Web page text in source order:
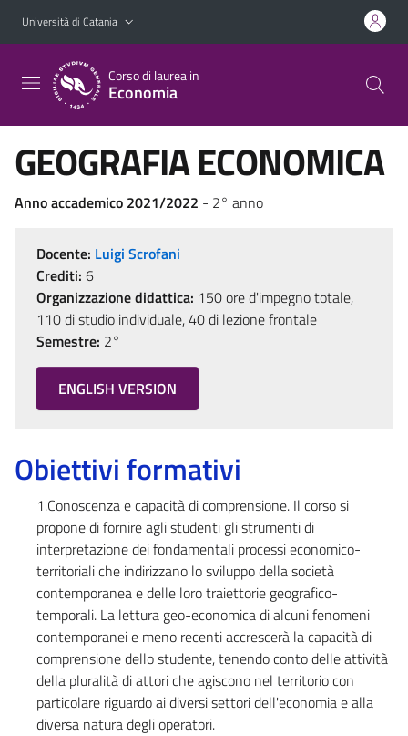
Vai al contenuto principale
Vai al menu di navigazione
Università di Catania
Corso di laurea in
Economia
GEOGRAFIA ECONOMICA
Anno accademico 2021/2022 - 2° anno
Docente: Luigi Scrofani
Crediti: 6
Organizzazione didattica: 150 ore d'impegno totale,
110 di studio individuale, 40 di lezione frontale
Semestre: 2°
ENGLISH VERSION
Obiettivi formativi
1.Conoscenza e capacità di comprensione. Il corso si
propone di fornire agli studenti gli strumenti di
interpretazione dei fondamentali processi economico-
territoriali che indirizzano lo sviluppo della società
contemporanea e delle loro traiettorie geografico-
temporali. La lettura geo-economica di alcuni fenomeni
contemporanei e meno recenti accrescerà la capacità di
comprensione dello studente, tenendo conto delle attività
della pluralità di attori che agiscono nel territorio con
particolare riguardo ai diversi settori dell'economia e alla
diversa natura degli operatori.